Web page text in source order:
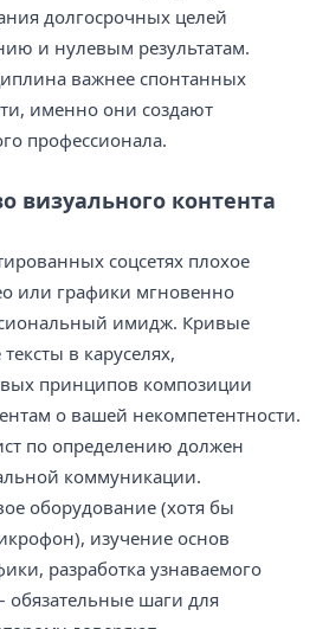
долгосрочных целей
и нулевым результатам.
важнее спонтанных
именно они создают
профессионала.
визуального контента
соцсетях плохое
или графики мгновенно
имидж. Кривые
в каруселях,
принципов композиции
о вашей некомпетентности.
по определению должен
коммуникации.
оборудование (хотя бы
изучение основ
разработка узнаваемого
обязательные шаги для